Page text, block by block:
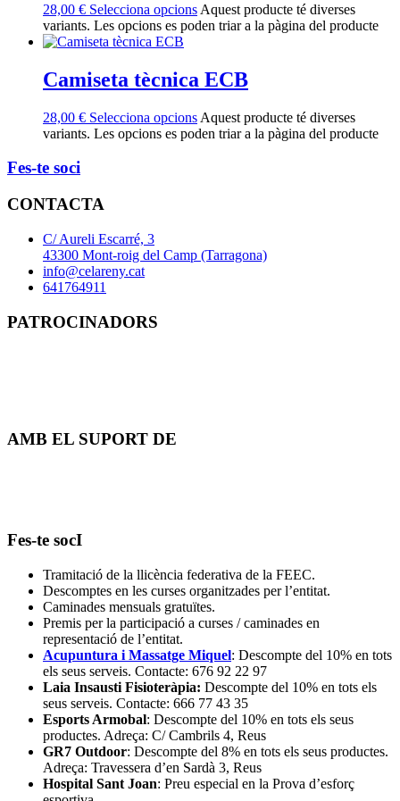
28,00 € Selecciona opcions Aquest producte té diverses
variants. Les opcions es poden triar a la pàgina del producte
Camiseta tècnica ECB
28,00 € Selecciona opcions Aquest producte té diverses
variants. Les opcions es poden triar a la pàgina del producte
Fes-te soci
CONTACTA
C/ Aureli Escarré, 3
43300 Mont-roig del Camp (Tarragona)
info@celareny.cat
641764911
PATROCINADORS
AMB EL SUPORT DE
Fes-te socI
Tramitació de la llicència federativa de la FEEC.
Descomptes en les curses organitzades per l’entitat.
Caminades mensuals gratuïtes.
Premis per la participació a curses / caminades en
representació de l’entitat.
Acupuntura i Massatge Miquel: Descompte del 10% en tots
els seus serveis. Contacte: 676 92 22 97
Laia Insausti Fisioteràpia: Descompte del 10% en tots els
seus serveis. Contacte: 666 77 43 35
Esports Armobal: Descompte del 10% en tots els seus
productes. Adreça: C/ Cambrils 4, Reus
GR7 Outdoor: Descompte del 8% en tots els seus productes.
Adreça: Travessera d’en Sardà 3, Reus
Hospital Sant Joan: Preu especial en la Prova d’esforç